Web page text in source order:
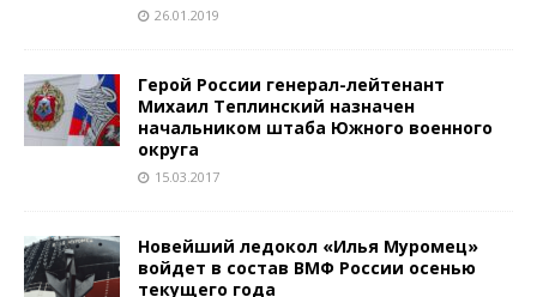
26.01.2019
Герой России генерал-лейтенант
Михаил Теплинский назначен
начальником штаба Южного военного
округа
15.03.2017
Новейший ледокол «Илья Муромец»
войдет в состав ВМФ России осенью
текущего года